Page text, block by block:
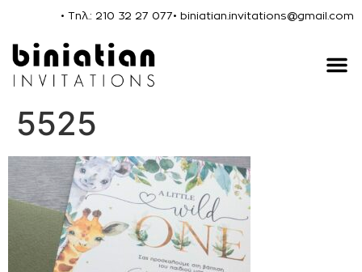
• Τηλ.: 210 32 27 077• biniatian.invitations@gmail.com
5525